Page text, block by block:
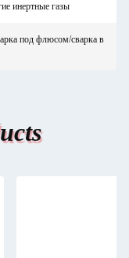
инертные газы
под флюсом/сварка в